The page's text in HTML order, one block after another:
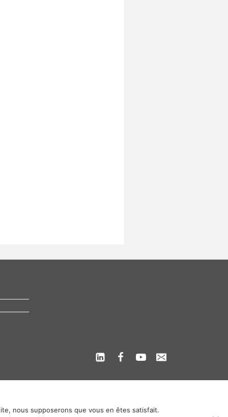
nous supposerons que vous en êtes satisfait.